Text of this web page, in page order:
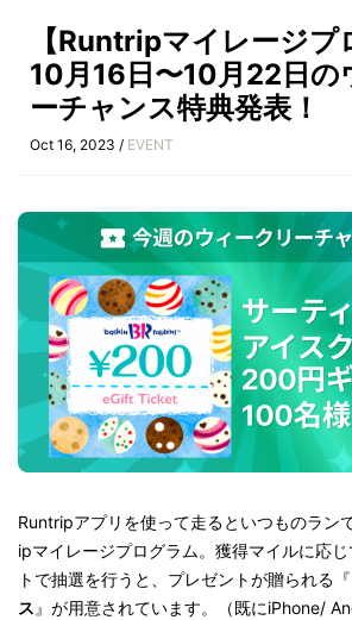
【Runtripマイレージプ
10月16日〜10月22日の
ーチャンス特典発表！
Oct 16, 2023 / EVENT
Runtripアプリを使って走るといつものラン
ipマイレージプログラム。獲得マイルに応
トで抽選を行うと、プレゼントが贈られる『
ス 』が用意されています。（既にiPhone/